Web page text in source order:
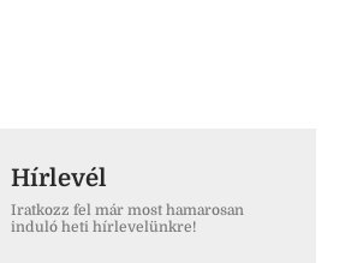
Hírlevél
Iratkozz fel már most hamarosan
induló heti hírlevelünkre!